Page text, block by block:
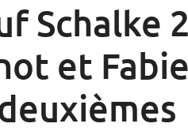
Schalke
et